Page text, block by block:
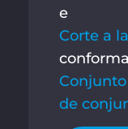
e
Corte a
de